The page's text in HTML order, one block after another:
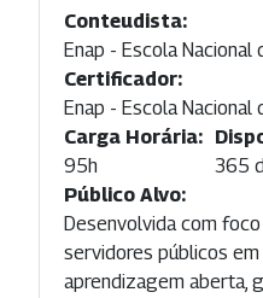
Conteudista:
Enap - Escola
Certificador:
Enap - Escola
Carga Horária:
95h
365
Público Alvo:
Desenvolvida com
servidores públicos
aprendizagem aberta,